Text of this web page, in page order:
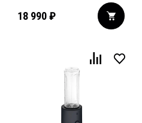
18 990₽